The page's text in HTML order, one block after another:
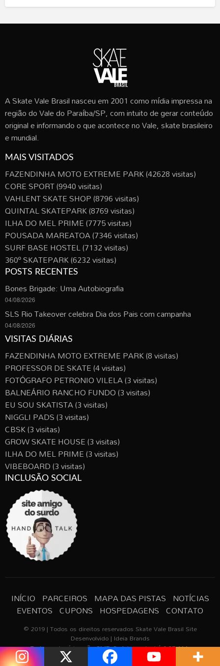
A Skate Vale Brasil nasceu em 2001 como mídia impressa na
região do Vale do Paraíba/SP, com intuito de gerar conteúdo
original e informando o que acontece no Vale, skate brasileiro
e mundial.
MAIS VISITADOS
FAZENDINHA MOTO EXTREME PARK(42628 visitas)
CORE SPORT(9940 visitas)
VAHLENT SKATE SHOP(8796 visitas)
QUINTAL SKATEPARK(8769 visitas)
ILHA DO MEL PRIME(7775 visitas)
POUSADA MAREATOA(7346 visitas)
SURF BASE HOSTEL(7132 visitas)
360º SKATEPARK(6232 visitas)
POSTS RECENTES
Bones Brigade: Uma Autobiografia
04/08/2026
SLS Rio Takeover celebra Dia dos Pais com campanha
04/08/2026
VISITAS DIÁRIAS
FAZENDINHA MOTO EXTREME PARK(8 visitas)
PROFESSOR DE SKATE(4 visitas)
FOTÓGRAFO PETRONIO VILELA(3 visitas)
BALNEÁRIO RANCHO FUNDO(3 visitas)
EU SOU SKATISTA(3 visitas)
NIGGLI PADS(3 visitas)
CBSK(3 visitas)
GROW SKATE HOUSE(3 visitas)
ILHA DO MEL PRIME(3 visitas)
VIBEBOARD(3 visitas)
INCLUSÃO SOCIAL
INÍCIO PARCEIROS MAPA DAS PISTAS NOTÍCIAS
EVENTOS CUPONS HOSPEDAGENS CONTATO
© 2019 | Todos os direitos reservados Skate Vale Brasil Site
Desenvolvido | Ideia Brands
Todos os horários são GMT -3. A hora atual é 9:27 AM.